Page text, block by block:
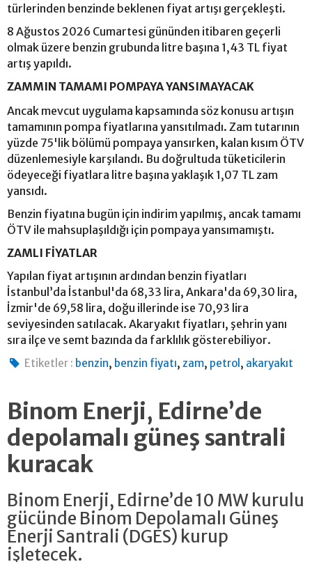
türlerinden benzinde beklenen fiyat artışı gerçekleşti.
8 Ağustos 2026 Cumartesi gününden itibaren geçerli
olmak üzere benzin grubunda litre başına 1,43 TL fiyat
artış yapıldı.
ZAMMIN TAMAMI POMPAYA YANSIMAYACAK
Ancak mevcut uygulama kapsamında söz konusu artışın
tamamının pompa fiyatlarına yansıtılmadı. Zam tutarının
yüzde 75'lik bölümü pompaya yansırken, kalan kısım ÖTV
düzenlemesiyle karşılandı. Bu doğrultuda tüketicilerin
ödeyeceği fiyatlara litre başına yaklaşık 1,07 TL zam
yansıdı.
Benzin fiyatına bugün için indirim yapılmış, ancak tamamı
ÖTV ile mahsuplaşıldığı için pompaya yansımamıştı.
ZAMLI FİYATLAR
Yapılan fiyat artışının ardından benzin fiyatları
İstanbul’da İstanbul'da 68,33 lira, Ankara'da 69,30 lira,
İzmir'de 69,58 lira, doğu illerinde ise 70,93 lira
seviyesinden satılacak. Akaryakıt fiyatları, şehrin yanı
sıra ilçe ve semt bazında da farklılık gösterebiliyor.
Etiketler : benzin, benzin fiyatı, zam, petrol , akaryakıt
Binom Enerji, Edirne’de
depolamalı güneş santrali
kuracak
Binom Enerji, Edirne’de 10 MW kurulu
gücünde Binom Depolamalı Güneş
Enerji Santrali (DGES) kurup
işletecek.